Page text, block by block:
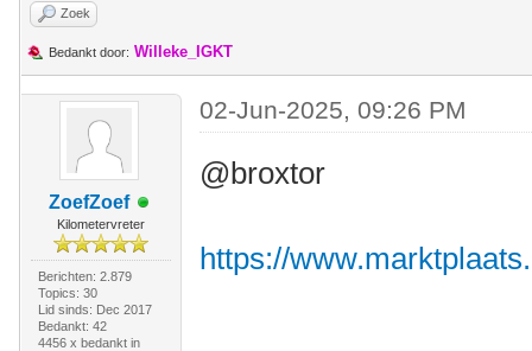
Zoek
Bedankt door: Willeke_IGKT
ZoefZoef
Kilometervreter
Berichten: 2.879
Topics: 30
Lid sinds: Dec 2017
Bedankt: 42
4456 x bedankt in
02-Jun-2025, 09:26 PM
@broxtor
https://